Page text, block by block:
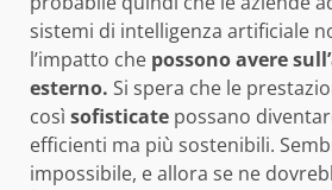
sistemi di intelligenza artificiale
l’impatto che possono avere
esterno. Si spera che le
così sofisticate possano
efficienti ma più sostenibili.
impossibile, e allora se ne